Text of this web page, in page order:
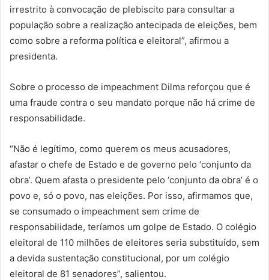
irrestrito à convocação de plebiscito para consultar a
população sobre a realização antecipada de eleições, bem
como sobre a reforma política e eleitoral”, afirmou a
presidenta.
Sobre o processo de impeachment Dilma reforçou que é
uma fraude contra o seu mandato porque não há crime de
responsabilidade.
“Não é legítimo, como querem os meus acusadores,
afastar o chefe de Estado e de governo pelo ‘conjunto da
obra’. Quem afasta o presidente pelo ‘conjunto da obra’ é o
povo e, só o povo, nas eleições. Por isso, afirmamos que,
se consumado o impeachment sem crime de
responsabilidade, teríamos um golpe de Estado. O colégio
eleitoral de 110 milhões de eleitores seria substituído, sem
a devida sustentação constitucional, por um colégio
eleitoral de 81 senadores”, salientou.